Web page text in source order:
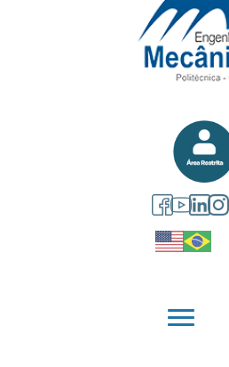
CONTEÚDO
QUEM SOMOS